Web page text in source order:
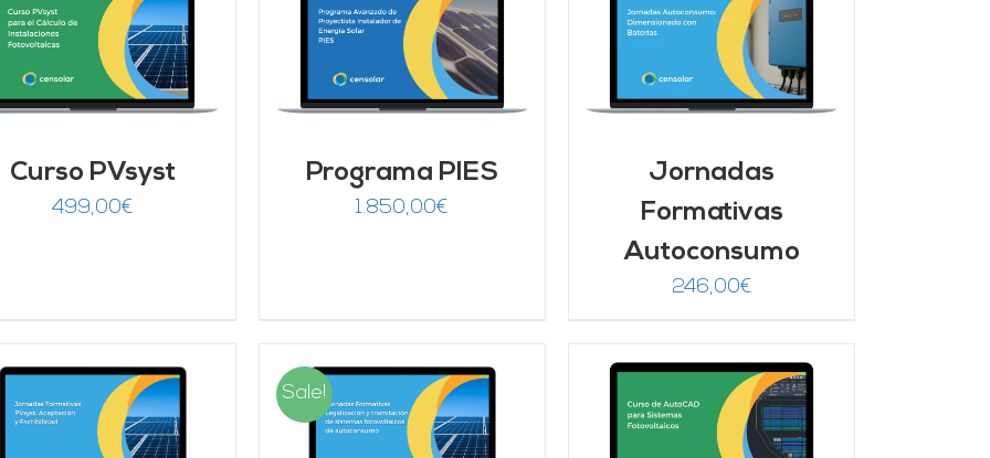
Curso PVsyst
499,00€
Valorado
4.95de 5
AÑADIR AL CARRITO
DETALLES
Programa PIES
1.850,00€
AÑADIR AL CARRITO
DETALLES
Jornadas
Formativas
Autoconsumo
246,00€
Sale!
AÑADIR AL CARRITO
DETALLES
AÑADIR AL CARRITO
DETALLES